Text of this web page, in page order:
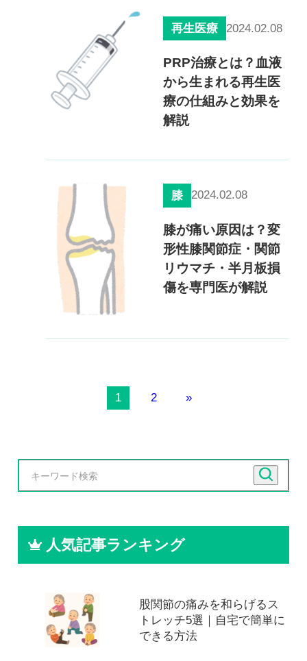
再生医療 2024.02.08
PRP治療とは？血液
から生まれる再生医
療の仕組みと効果を
解説
膝 2024.02.08
膝が痛い原因は？変
形性膝関節症・関節
リウマチ・半月板損
傷を専門医が解説
1 2 »
人気記事ランキング
股関節の痛みを和らげるス
トレッチ5選｜自宅で簡単に
できる方法